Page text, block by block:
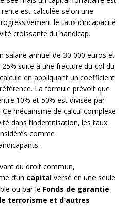
est calculée selon une
le taux d’incapacité
croissante du handicap.
salaire annuel de 30 000 euros et
suite à une fracture du col du
en appliquant un coefficient
La formule prévoit que
10% et 50% est divisée par
mécanisme de calcul complexe
dans l’indemnisation, les taux
comme
du droit commun,
d’un capital versé en une seule
ou par le Fonds de garantie
terrorisme et d’autres